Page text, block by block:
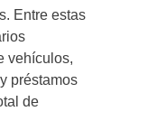
Entre estas
vehículos,
préstamos
de